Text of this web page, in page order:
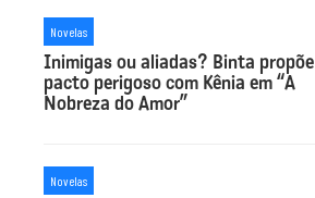
Novelas
Inimigas ou aliadas? Binta propõe
pacto perigoso com Kênia em “A
Nobreza do Amor”
Novelas